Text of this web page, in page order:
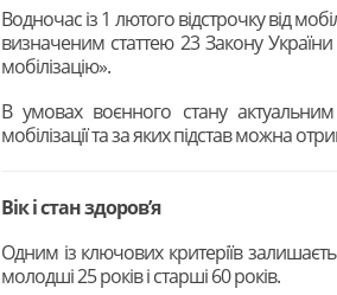
Водночас із 1 лютого відстрочку від
визначеним статтею 23 Закону
мобілізацію».
В умовах воєнного стану
мобілізації та за яких підстав можна
Вік і стан здоров’я
Одним із ключових критеріїв
молодші 25 років і старші 60 років.